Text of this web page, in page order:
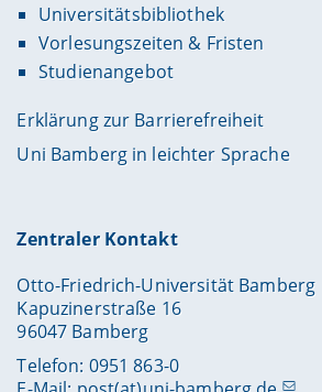
Universitätsbibliothek
Vorlesungszeiten & Fristen
Studienangebot
Erklärung zur Barrierefreiheit
Uni Bamberg in leichter Sprache
Zentraler Kontakt
Otto-Friedrich-Universität Bamberg
Kapuzinerstraße 16
96047 Bamberg
Telefon: 0951 863-0